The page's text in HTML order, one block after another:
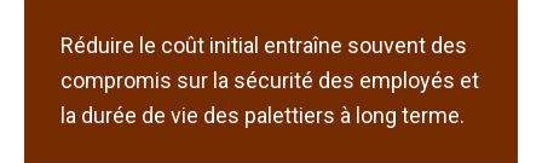
Réduire le coût initial entraîne souvent des
compromis sur la sécurité des employés et
la durée de vie des palettiers à long terme.